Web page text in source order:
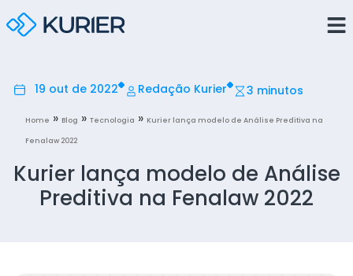
19 out de 2022 Redação Kurier 3 minutos
Home » Blog » Tecnologia » Kurier lança modelo de Análise Preditiva na
Fenalaw 2022
Kurier lança modelo de Análise
Preditiva na Fenalaw 2022